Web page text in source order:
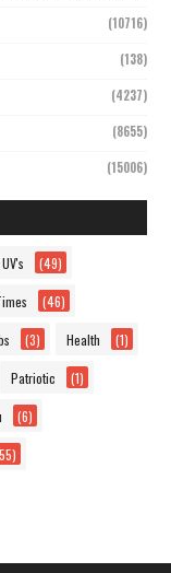
(10716)
(138)
(4237)
(8655)
(15006)
(49)
(46)
(3) Health (1)
Patriotic (1)
(6)